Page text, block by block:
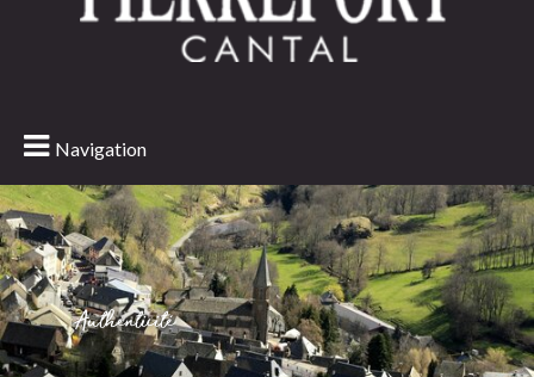
Navigation
Authenticité